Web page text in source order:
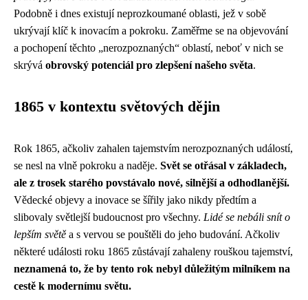
Podobně i dnes existují neprozkoumané oblasti, jež v sobě
ukrývají klíč k inovacím a pokroku. Zaměřme se na objevování
a pochopení těchto „nerozpoznaných“ oblastí, neboť v nich se
skrývá obrovský potenciál pro zlepšení našeho světa.
1865 v kontextu světových dějin
Rok 1865, ačkoliv zahalen tajemstvím nerozpoznaných událostí,
se nesl na vlně pokroku a naděje. Svět se otřásal v základech,
ale z trosek starého povstávalo nové, silnější a odhodlanější.
Vědecké objevy a inovace se šířily jako nikdy předtím a
slibovaly světlejší budoucnost pro všechny. Lidé se nebáli snít o
lepším světě a s vervou se pouštěli do jeho budování. Ačkoliv
některé události roku 1865 zůstávají zahaleny rouškou tajemství,
neznamená to, že by tento rok nebyl důležitým milníkem na
cestě k modernímu světu.